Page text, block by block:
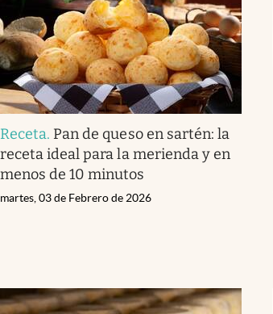
Receta. Pan de queso en sartén: la
receta ideal para la merienda y en
menos de 10 minutos
martes, 03 de Febrero de 2026